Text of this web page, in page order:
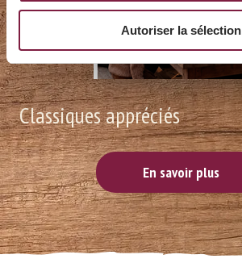
Autoriser la sélection
Classiques appréciés
En savoir plus